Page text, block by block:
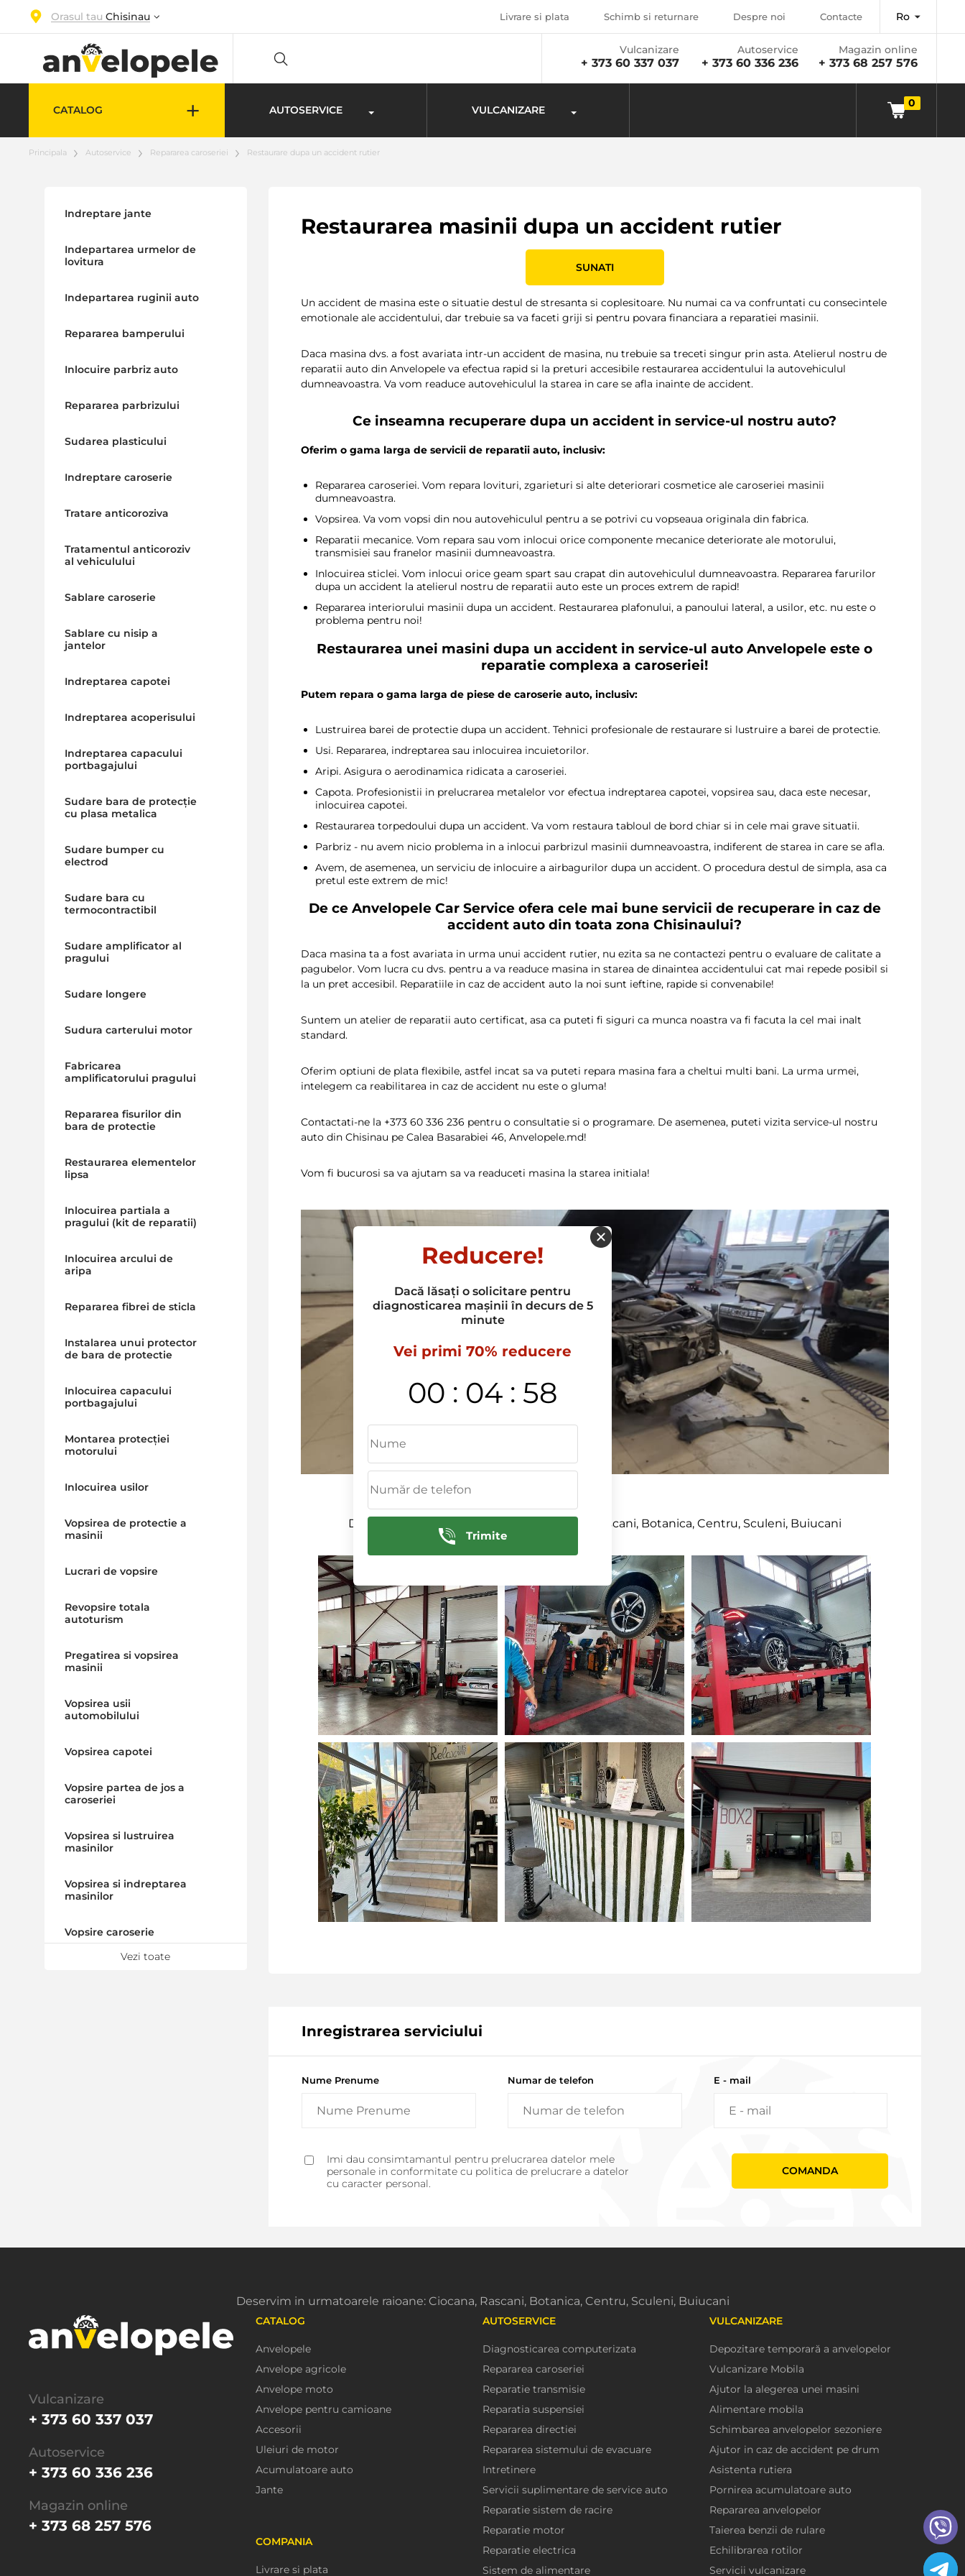
Orasul tau Chisinau Livrare si plata Schimb si returnare Despre noi Contacte Ro
Vulcanizare
+ 373 60 337 037
Autoservice
+ 373 60 336 236
Magazin online
+ 373 68 257 576
CATALOG + AUTOSERVICE VULCANIZARE
0
Principala Autoservice Repararea caroseriei Restaurare dupa un accident rutier
Indreptare jante
Indepartarea urmelor de
lovitura
Indepartarea ruginii auto
Repararea bamperului
Inlocuire parbriz auto
Repararea parbrizului
Sudarea plasticului
Indreptare caroserie
Tratare anticoroziva
Tratamentul anticoroziv
al vehiculului
Sablare caroserie
Sablare cu nisip a
jantelor
Indreptarea capotei
Indreptarea acoperisului
Indreptarea capacului
portbagajului
Sudare bara de protecție
cu plasa metalica
Sudare bumper cu
electrod
Sudare bara cu
termocontractibil
Sudare amplificator al
pragului
Sudare longere
Sudura carterului motor
Fabricarea
amplificatorului pragului
Repararea fisurilor din
bara de protectie
Restaurarea elementelor
lipsa
Inlocuirea partiala a
pragului (kit de reparatii)
Inlocuirea arcului de
aripa
Repararea fibrei de sticla
Instalarea unui protector
de bara de protectie
Inlocuirea capacului
portbagajului
Montarea protecției
motorului
Inlocuirea usilor
Vopsirea de protectie a
masinii
Lucrari de vopsire
Revopsire totala
autoturism
Pregatirea si vopsirea
masinii
Vopsirea usii
automobilului
Vopsirea capotei
Vopsire partea de jos a
caroseriei
Vopsirea si lustruirea
masinilor
Vopsirea si indreptarea
masinilor
Vopsire caroserie
Inlocuirea aripii de spate
Inlocuirea acoperisului
spate
Indreptarea aripii spate
Reparatii la lonjeroane
Vezi toate
Restaurarea masinii dupa un accident rutier
SUNATI
Un accident de masina este o situatie destul de stresanta si coplesitoare. Nu numai ca va confruntati cu consecintele
emotionale ale accidentului, dar trebuie sa va faceti griji si pentru povara financiara a reparatiei masinii.
Daca masina dvs. a fost avariata intr-un accident de masina, nu trebuie sa treceti singur prin asta. Atelierul nostru de
reparatii auto din Anvelopele va efectua rapid si la preturi accesibile restaurarea accidentului la autovehiculul
dumneavoastra. Va vom readuce autovehiculul la starea in care se afla inainte de accident.
Ce inseamna recuperare dupa un accident in service-ul nostru auto?
Oferim o gama larga de servicii de reparatii auto, inclusiv:
Repararea caroseriei. Vom repara lovituri, zgarieturi si alte deteriorari cosmetice ale caroseriei masinii
dumneavoastra.
Vopsirea. Va vom vopsi din nou autovehiculul pentru a se potrivi cu vopseaua originala din fabrica.
Reparatii mecanice. Vom repara sau vom inlocui orice componente mecanice deteriorate ale motorului,
transmisiei sau franelor masinii dumneavoastra.
Inlocuirea sticlei. Vom inlocui orice geam spart sau crapat din autovehiculul dumneavoastra. Repararea farurilor
dupa un accident la atelierul nostru de reparatii auto este un proces extrem de rapid!
Repararea interiorului masinii dupa un accident. Restaurarea plafonului, a panoului lateral, a usilor, etc. nu este o
problema pentru noi!
Restaurarea unei masini dupa un accident in service-ul auto Anvelopele este o
reparatie complexa a caroseriei!
Putem repara o gama larga de piese de caroserie auto, inclusiv:
Lustruirea barei de protectie dupa un accident. Tehnici profesionale de restaurare si lustruire a barei de protectie.
Usi. Repararea, indreptarea sau inlocuirea incuietorilor.
Aripi. Asigura o aerodinamica ridicata a caroseriei.
Capota. Profesionistii in prelucrarea metalelor vor efectua indreptarea capotei, vopsirea sau, daca este necesar,
inlocuirea capotei.
Restaurarea torpedoului dupa un accident. Va vom restaura tabloul de bord chiar si in cele mai grave situatii.
Parbriz - nu avem nicio problema in a inlocui parbrizul masinii dumneavoastra, indiferent de starea in care se afla.
Avem, de asemenea, un serviciu de inlocuire a airbagurilor dupa un accident. O procedura destul de simpla, asa ca
pretul este extrem de mic!
De ce Anvelopele Car Service ofera cele mai bune servicii de recuperare in caz de
accident auto din toata zona Chisinaului?
Daca masina ta a fost avariata in urma unui accident rutier, nu ezita sa ne contactezi pentru o evaluare de calitate a
pagubelor. Vom lucra cu dvs. pentru a va readuce masina in starea de dinaintea accidentului cat mai repede posibil si
la un pret accesibil. Reparatiile in caz de accident auto la noi sunt ieftine, rapide si convenabile!
Suntem un atelier de reparatii auto certificat, asa ca puteti fi siguri ca munca noastra va fi facuta la cel mai inalt
standard.
Oferim optiuni de plata flexibile, astfel incat sa va puteti repara masina fara a cheltui multi bani. La urma urmei,
intelegem ca reabilitarea in caz de accident nu este o gluma!
Contactati-ne la +373 60 336 236 pentru o consultatie si o programare. De asemenea, puteti vizita service-ul nostru
auto din Chisinau pe Calea Basarabiei 46, Anvelopele.md!
Vom fi bucurosi sa va ajutam sa va readuceti masina la starea initiala!
Deservim in urmatoarele raioane: Ciocana, Rascani, Botanica, Centru, Sculeni, Buiucani
Inregistrarea serviciului
Nume Prenume Numar de telefon E - mail
Imi dau consimtamantul pentru prelucrarea datelor mele
personale in conformitate cu politica de prelucrare a datelor
cu caracter personal.
СOMANDA
Deservim in urmatoarele raioane: Ciocana, Rascani, Botanica, Centru, Sculeni, Buiucani
Vulcanizare
+ 373 60 337 037
Autoservice
+ 373 60 336 236
Magazin online
+ 373 68 257 576
CATALOG
Anvelopele
Anvelope agricole
Anvelope moto
Anvelope pentru camioane
Accesorii
Uleiuri de motor
Acumulatoare auto
Jante
COMPANIA
Livrare si plata
AUTOSERVICE
Diagnosticarea computerizata
Repararea caroseriei
Reparatie transmisie
Reparatia suspensiei
Repararea directiei
Repararea sistemului de evacuare
Intretinere
Servicii suplimentare de service auto
Reparatie sistem de racire
Reparatie motor
Reparatie electrica
Sistem de alimentare
VULCANIZARE
Depozitare temporară a anvelopelor
Vulcanizare Mobila
Ajutor la alegerea unei masini
Alimentare mobila
Schimbarea anvelopelor sezoniere
Ajutor in caz de accident pe drum
Asistenta rutiera
Pornirea acumulatoare auto
Repararea anvelopelor
Taierea benzii de rulare
Echilibrarea rotilor
Servicii vulcanizare
Reducere!
Dacă lăsați o solicitare pentru
diagnosticarea mașinii în decurs de 5
minute
Vei primi 70% reducere
00 : 04 : 57
Trimite